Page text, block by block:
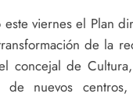
viernes el Plan
de la
concejal de
de nuevos